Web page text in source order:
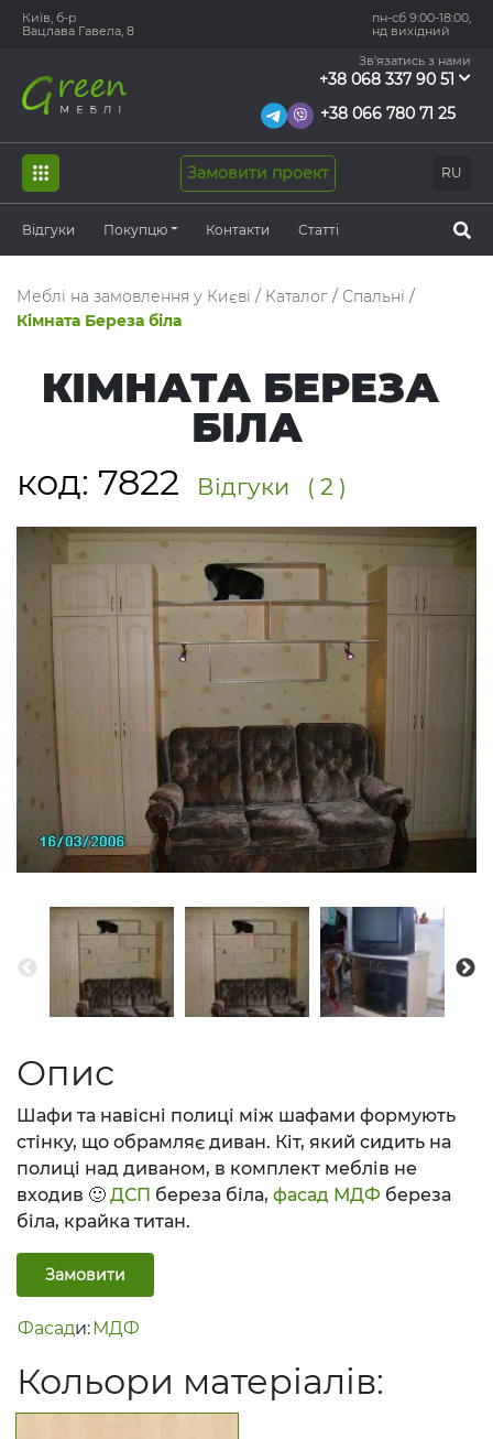
Київ, б-р
Вацлава Гавела, 8
пн-сб 9:00-18:00,
нд вихідний
Зв'язатись з нами
+38 068 337 90 51
+38 066 780 71 25
RU
Замовити проект
Відгуки Покупцю Контакти Статті
Меблі на замовлення у Києві / Каталог / Спальні /
Кімната Береза ​​біла
КІМНАТА БЕРЕЗА ​​
БІЛА
код: 7822 Відгуки ( 2 )
Опис
Шафи та навісні полиці між шафами формують
стінку, що обрамляє диван. Кіт, який сидить на
полиці над диваном, в комплект меблів не
входив 🙂 ДСП береза ​​біла, фасад МДФ береза ​​
біла, крайка титан.
Замовити
Фасади:МДФ
Кольори матеріалів: